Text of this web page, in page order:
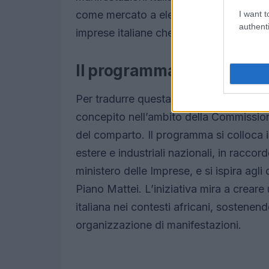
I want
come mercato a elevato potenziale
imprese italiane che cercano nuovi
Il programma «Aefi for
Per tradurre questa attenzione in
concepito nell’ambito della
del comparto. Il programma si
estere e industriali nazionali, in
ministero delle Imprese, e si ispira
Piano Mattei. L’iniziativa mira a creare
italiana nei contesti africani,
organizzazione di manifestazioni.